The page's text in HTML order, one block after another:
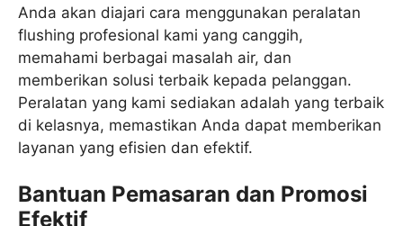
Anda akan diajari cara menggunakan peralatan
flushing profesional kami yang canggih,
memahami berbagai masalah air, dan
memberikan solusi terbaik kepada pelanggan.
Peralatan yang kami sediakan adalah yang terbaik
di kelasnya, memastikan Anda dapat memberikan
layanan yang efisien dan efektif.
Bantuan Pemasaran dan Promosi
Efektif